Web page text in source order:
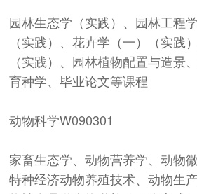
园林生态学（实践）、园林工程
（实践）、花卉学（一）（实践
（实践）、园林植物配置与造景
育种学、毕业论文等课程
动物科学W090301
家畜生态学、动物营养学、动物
特种经济动物养殖技术、动物生